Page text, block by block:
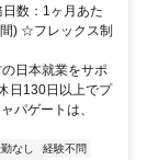
数：1ヶ月あた
) ☆フレックス制
日本就業をサポ
日130日以上でプ
パゲートは、
なし
経験不問